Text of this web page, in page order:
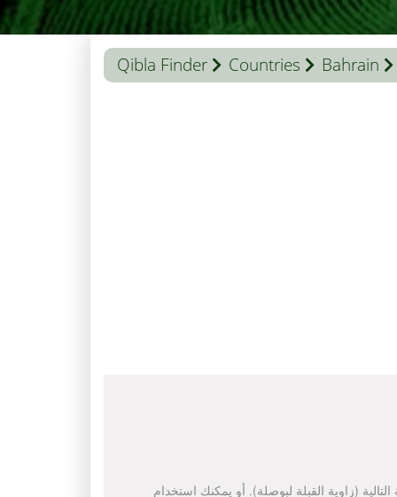
Qibla Finder Countries Bahrain
(زاوية القبلة لبوصلة). أو يمكنك استخدام